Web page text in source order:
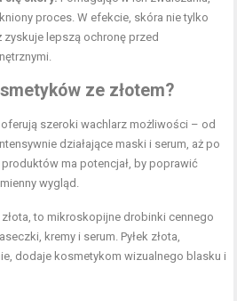
proces. W efekcie, skóra nie tylko
zyskuje lepszą ochronę przed
ze złotem?
szeroki wachlarz możliwości – od
działające maski i serum, aż po
ma potencjał, by poprawić
wygląd.
złota, to mikroskopijne drobinki cennego
kremy i serum. Pyłek złota,
dodaje kosmetykom wizualnego blasku i